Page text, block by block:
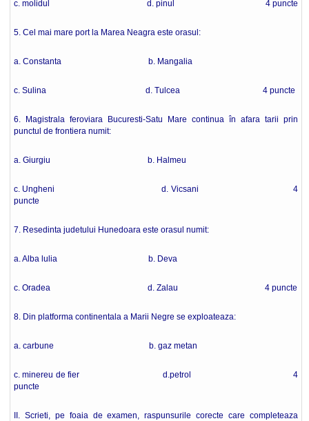
c. molidul d. pinul 4 puncte
5. Cel mai mare port la Marea Neagra este orasul:
a. Constanta b. Mangalia
c. Sulina d. Tulcea 4 puncte
6. Magistrala feroviara Bucuresti-Satu Mare continua în afara tarii prin
punctul de frontiera numit:
a. Giurgiu b. Halmeu
c. Ungheni d. Vicsani 4
puncte
7. Resedinta judetului Hunedoara este orasul numit:
a. Alba lulia b. Deva
c. Oradea d. Zalau 4 puncte
8. Din platforma continentala a Marii Negre se exploateaza:
a. carbune b. gaz metan
c. minereu de fier d.petrol 4
puncte
II. Scrieti, pe foaia de examen, raspunsurile corecte care completeaza